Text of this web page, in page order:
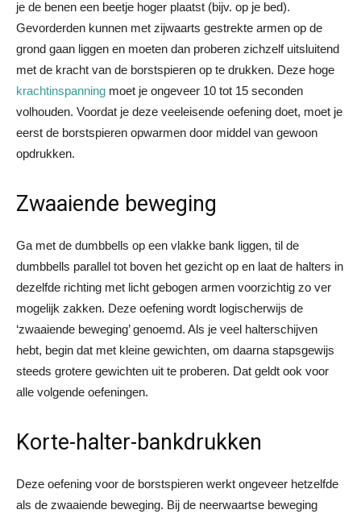
je de benen een beetje hoger plaatst (bijv. op je bed).
Gevorderden kunnen met zijwaarts gestrekte armen op de
grond gaan liggen en moeten dan proberen zichzelf uitsluitend
met de kracht van de borstspieren op te drukken. Deze hoge
krachtinspanning moet je ongeveer 10 tot 15 seconden
volhouden. Voordat je deze veeleisende oefening doet, moet je
eerst de borstspieren opwarmen door middel van gewoon
opdrukken.
Zwaaiende beweging
Ga met de dumbbells op een vlakke bank liggen, til de
dumbbells parallel tot boven het gezicht op en laat de halters in
dezelfde richting met licht gebogen armen voorzichtig zo ver
mogelijk zakken. Deze oefening wordt logischerwijs de
‘zwaaiende beweging’ genoemd. Als je veel halterschijven
hebt, begin dat met kleine gewichten, om daarna stapsgewijs
steeds grotere gewichten uit te proberen. Dat geldt ook voor
alle volgende oefeningen.
Korte-halter-bankdrukken
Deze oefening voor de borstspieren werkt ongeveer hetzelfde
als de zwaaiende beweging. Bij de neerwaartse beweging